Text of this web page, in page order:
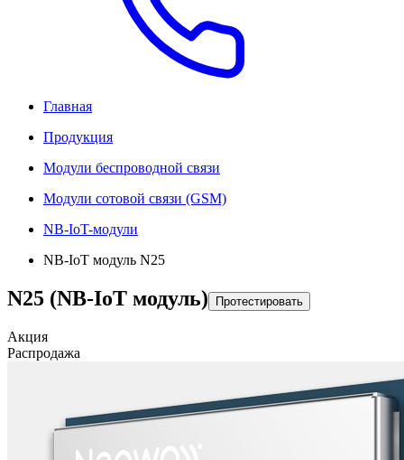
Главная
Продукция
Модули беспроводной связи
Модули сотовой связи (GSM)
NB-IoT-модули
NB-IoT модуль N25
N25 (NB-IoT модуль) Протестировать
Акция
Распродажа